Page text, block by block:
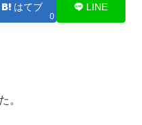
はてブ
0
LINE
。